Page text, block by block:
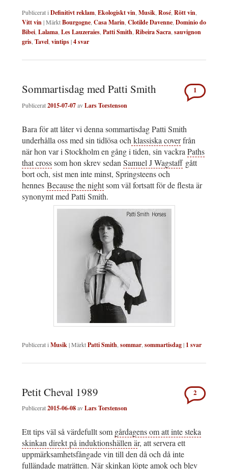
Publicerat iDefinitivt reklam,Ekologiskt vin,Musik,Rosé,Rött vin,
Vitt vin|MärktBourgogne,Casa Marin,Clotilde Davenne,Dominio do
Bibei,Lalama,Les Lauzeraies,Patti Smith,Ribeira Sacra,sauvignon
gris,Tavel,vintips|4svar
Sommartisdag med Patti Smith
Publicerat2015-07-07avLars Torstenson
1
Bara för att låter vi denna sommartisdag Patti Smith
underhålla oss med sin tidlösa och klassiska coverfrån
när hon var i Stockholm en gång i tiden, sin vackra Paths
that crosssom hon skrev sedan Samuel J Wagstaffgått
bort och, sist men inte minst, Springsteens och
hennes Because the nightsom väl fortsatt för de flesta är
synonymt med Patti Smith.
Publicerat i Musik|MärktPatti Smith sommar sommartisdag| 1 svar
Petit Cheval 1989
Publicerat2015-06-08avLars Torstenson
2
Ett tips väl så värdefullt som gårdagens om att inte steka
skinkan direkt på induktionshällen är, att servera ett
uppmärksamhetsfångade vin till den då och då inte
fulländade maträtten. När skinkan löpte amok och blev